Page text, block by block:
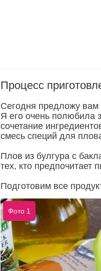
Процесс
Сегодня предложу вам
Я его очень полюбила
сочетание
смесь специй для
Плов из булгура с
тех, кто предпочитает
Подготовим все
Фото 1